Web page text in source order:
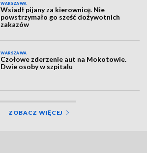
WARSZAWA
Wsiadł pijany za kierownicę. Nie
powstrzymało go sześć dożywotnich
zakazów
WARSZAWA
Czołowe zderzenie aut na Mokotowie.
Dwie osoby w szpitalu
ZOBACZ WIĘCEJ